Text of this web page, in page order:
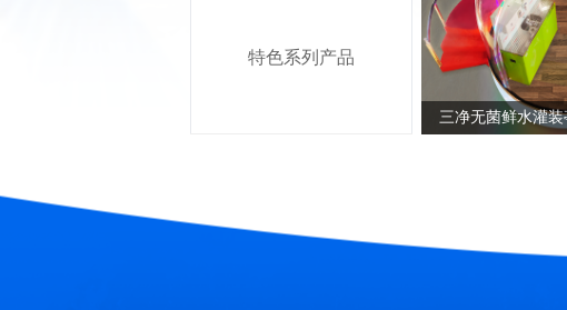
特色系列产品
三净无菌鲜水灌装